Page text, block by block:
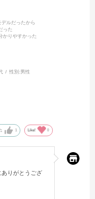
ルだったから
た
りやすかった
性別:男性
1 Like! 0
りがとうござ